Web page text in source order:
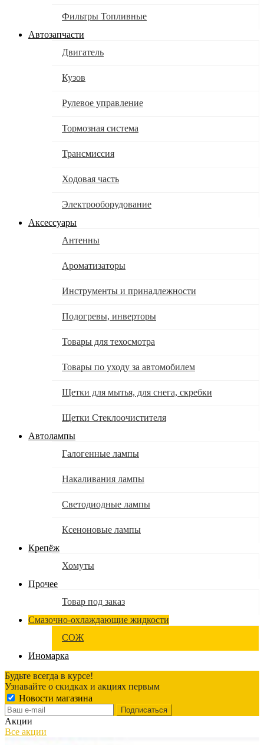
Фильтры Топливные
Автозапчасти
Двигатель
Кузов
Рулевое управление
Тормозная система
Трансмиссия
Ходовая часть
Электрооборудование
Аксессуары
Антенны
Ароматизаторы
Инструменты и принадлежности
Подогревы, инверторы
Товары для техосмотра
Товары по уходу за автомобилем
Щетки для мытья, для снега, скребки
Щетки Стеклоочистителя
Автолампы
Галогенные лампы
Накаливания лампы
Светодиодные лампы
Ксеноновые лампы
Крепёж
Хомуты
Прочее
Товар под заказ
Смазочно-охлаждающие жидкости
СОЖ
Иномарка
Будьте всегда в курсе!
Узнавайте о скидках и акциях первым
Новости магазина
Акции
Все акции